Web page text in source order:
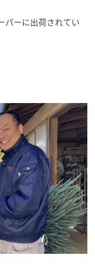
パーに出荷されてい